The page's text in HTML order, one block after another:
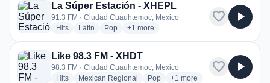
La Súper Estación - XHEPL
91.3 FM · Ciudad Cuauhtemoc, Mexico
Hitsradio stations
Latin radio stations
Popradio stations
+1 more genres for La Súper Estación -
more
favorite play_arrow
Like 98.3 FM - XHDT
98.3 FM · Ciudad Cuauhtemoc, Mexico
Hitsradio stations
Mexican Regional radio stations
Popradio stations
+1 more genres for Like 98.3
more
favorite play_arrow